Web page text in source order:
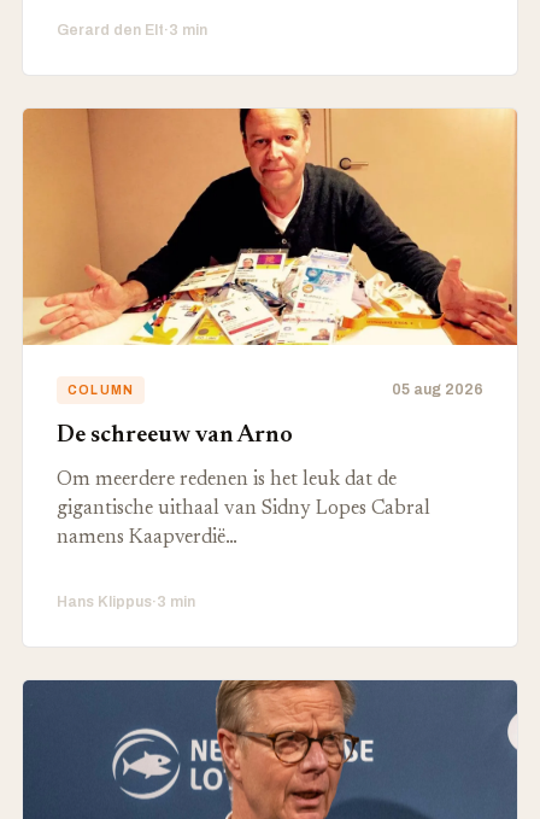
Gerard den Elt·3 min
COLUMN 05 aug 2026
De schreeuw van Arno
Om meerdere redenen is het leuk dat de
gigantische uithaal van Sidny Lopes Cabral
namens Kaapverdië…
Hans Klippus·3 min